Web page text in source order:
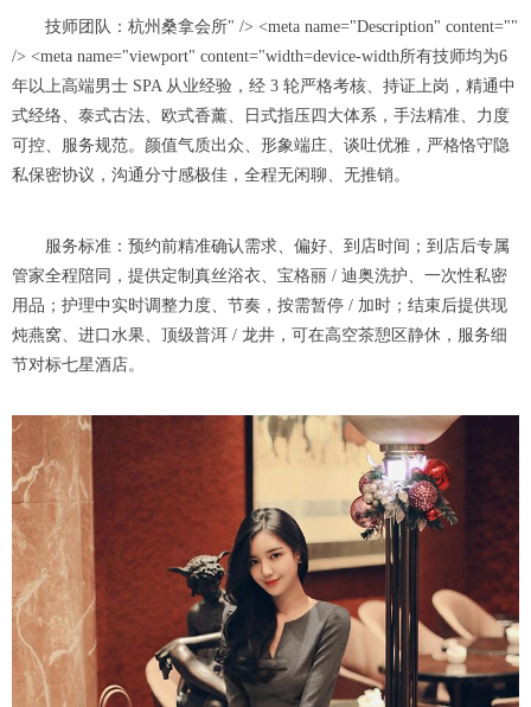
技师团队：杭州桑拿会所" /> <meta name="Description" content=""
/> <meta name="viewport" content="width=device-width所有技师均为6
年以上高端男士 SPA 从业经验，经 3 轮严格考核、持证上岗，精通中
式经络、泰式古法、欧式香薰、日式指压四大体系，手法精准、力度
可控、服务规范。颜值气质出众、形象端庄、谈吐优雅，严格恪守隐
私保密协议，沟通分寸感极佳，全程无闲聊、无推销。
服务标准：预约前精准确认需求、偏好、到店时间；到店后专属
管家全程陪同，提供定制真丝浴衣、宝格丽 / 迪奥洗护、一次性私密
用品；护理中实时调整力度、节奏，按需暂停 / 加时；结束后提供现
炖燕窝、进口水果、顶级普洱 / 龙井，可在高空茶憩区静休，服务细
节对标七星酒店。